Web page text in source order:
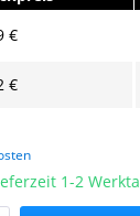
€
€
1-2